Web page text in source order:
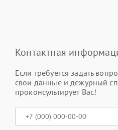
Контактная
Если требуется задать
свои данные и дежурный
проконсультирует Вас!